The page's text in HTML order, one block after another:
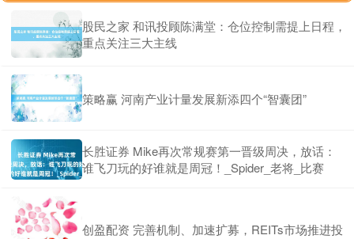
股民之家 和讯投顾陈满堂：仓位控制需提上日程，
重点关注三大主线
策略赢 河南产业计量发展新添四个“智囊团”
长胜证券 Mike再次常规赛第一晋级周决，放话：
谁飞刀玩的好谁就是周冠！_Spider_老将_比赛
创盈配资 完善机制、加速扩募，REITs市场推进投